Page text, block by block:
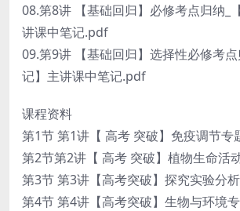
08.第8讲 【基础回归】必修考点归纳_
讲课中笔记.pdf
09.第9讲 【基础回归】选择性必修考
记】主讲课中笔记.pdf
课程资料
第1节 第1讲【 高考 突破】免疫调节专
第2节第2讲【 高考 突破】植物生命活
第3节 第3讲【高考突破】探究实验分
第4节 第4讲【高考突破】生物与环境